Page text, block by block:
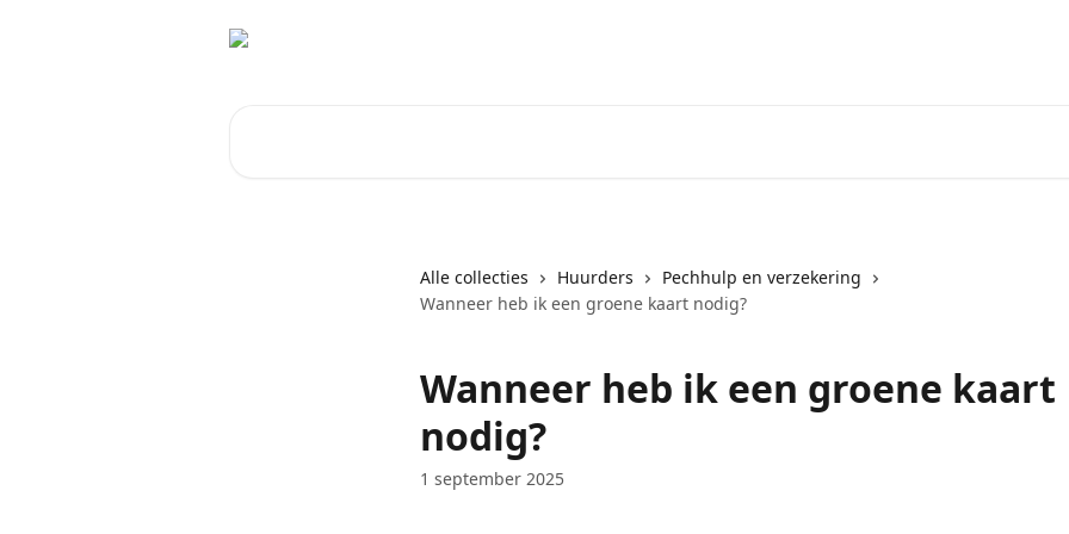
Alle collecties Huurders
Pechhulp en verzekering
Wanneer heb ik een groene kaart nodig?
Wanneer heb ik een groene kaart
nodig?
1 september 2025